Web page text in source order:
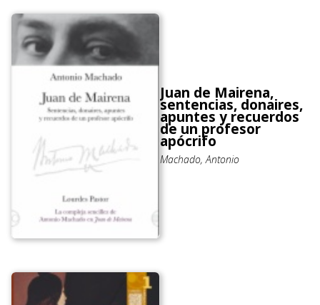
Juan de Mairena,
sentencias, donaires,
apuntes y recuerdos
de un profesor
apócrifo
Machado, Antonio